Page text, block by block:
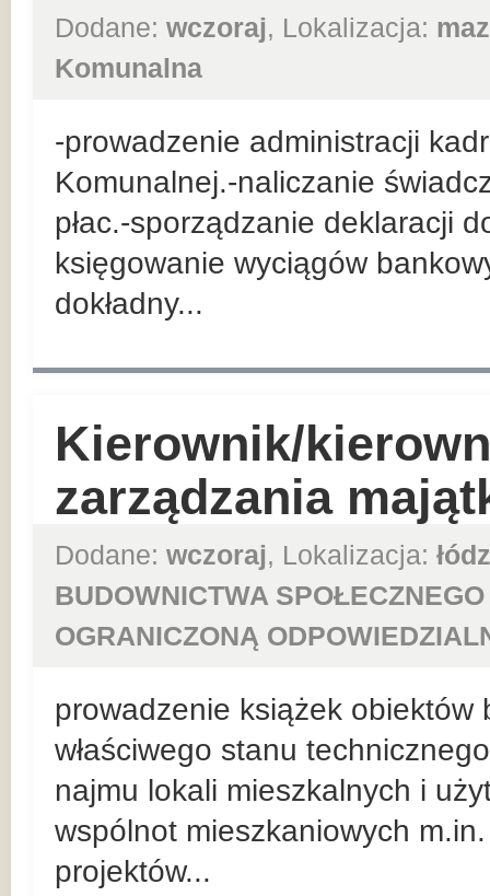
Dodane: wczoraj, Lokalizacja:
Komunalna
-prowadzenie administracji
Komunalnej.-naliczanie
płac.-sporządzanie deklaracji
księgowanie wyciągów
dokładny...
Kierownik/
zarządzania
Dodane: wczoraj, Lokalizacja:
BUDOWNICTWA
OGRANICZONĄ
prowadzenie książek obiektów
właściwego stanu
najmu lokali mieszkalnych i
wspólnot mieszkaniowych
projektów...